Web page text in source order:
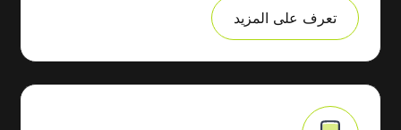
تعرف على المزيد